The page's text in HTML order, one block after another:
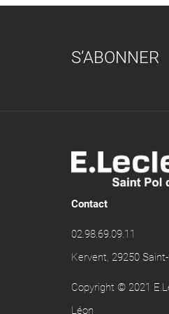
S’ABONNER
Contact
02.98.69.09.11
Kervent, 29250
Copyright © 2021
Léon